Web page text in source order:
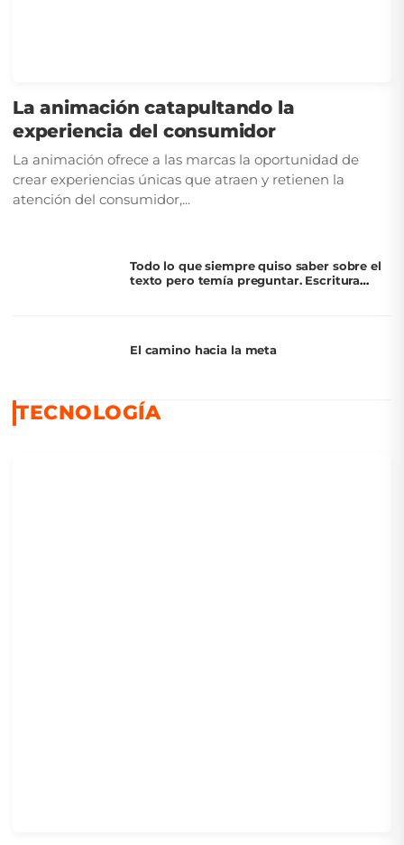
La animación catapultando la
experiencia del consumidor
La animación ofrece a las marcas la oportunidad de
crear experiencias únicas que atraen y retienen la
atención del consumidor,...
Todo lo que siempre quiso saber sobre el
texto pero temía preguntar. Escritura
El camino hacia la meta
TECNOLOGÍA